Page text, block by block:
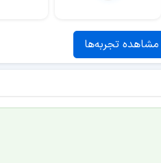
تجربه‌ها